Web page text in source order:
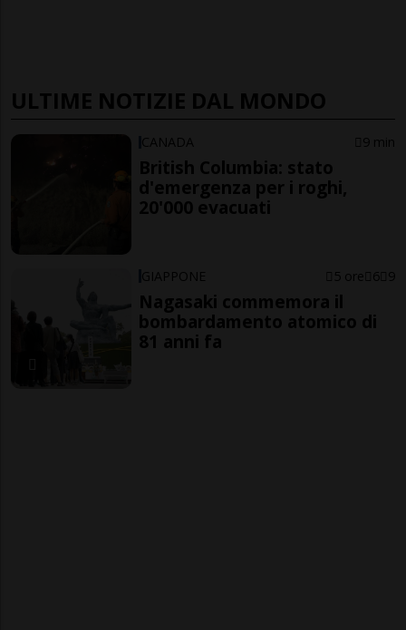
ULTIME NOTIZIE DAL MONDO
CANADA 9 min
British Columbia: stato
d'emergenza per i roghi,
20'000 evacuati
GIAPPONE 5 ore 6 9
Nagasaki commemora il
bombardamento atomico di
81 anni fa